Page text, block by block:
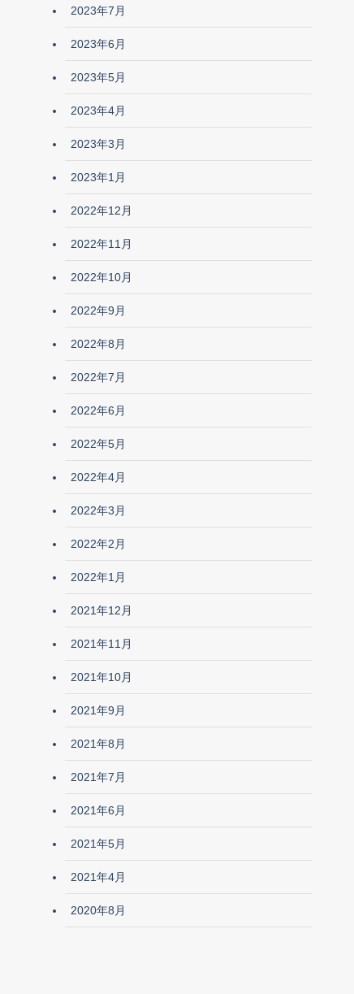
2023年7月
2023年6月
2023年5月
2023年4月
2023年3月
2023年1月
2022年12月
2022年11月
2022年10月
2022年9月
2022年8月
2022年7月
2022年6月
2022年5月
2022年4月
2022年3月
2022年2月
2022年1月
2021年12月
2021年11月
2021年10月
2021年9月
2021年8月
2021年7月
2021年6月
2021年5月
2021年4月
2020年8月